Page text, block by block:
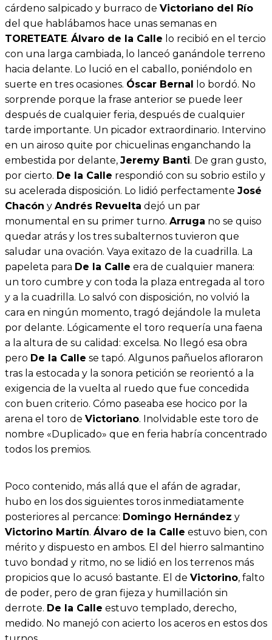
cárdeno salpicado y burraco de Victoriano del Río
del que hablábamos hace unas semanas en
TORETEATE. Álvaro de la Calle lo recibió en el tercio
con una larga cambiada, lo lanceó ganándole terreno
hacia delante. Lo lució en el caballo, poniéndolo en
suerte en tres ocasiones. Óscar Bernal
lo bordó. No
sorprende porque la frase anterior se puede leer
después de cualquier feria, después de cualquier
tarde importante. Un picador extraordinario. Intervino
en un airoso quite por chicuelinas enganchando la
embestida por delante, Jeremy Banti. De gran gusto,
por cierto. De la Calle respondió con su sobrio estilo y
su acelerada disposición. Lo lidió perfectamente José
Chacón y Andrés Revuelta dejó un par
monumental en su primer turno. Arruga no se quiso
quedar atrás y los tres subalternos tuvieron que
saludar una ovación. Vaya exitazo de la cuadrilla. La
papeleta para De la Calle era de cualquier manera:
un toro cumbre y con toda la plaza entregada al toro
y a la cuadrilla. Lo salvó con disposición, no volvió la
cara en ningún momento, tragó dejándole la muleta
por delante. Lógicamente el toro requería una faena
a la altura de su calidad: excelsa. No llegó esa obra
pero De la Calle se tapó. Algunos pañuelos afloraron
tras la estocada y la sonora petición se reorientó a la
exigencia de la vuelta al ruedo que fue concedida
con buen criterio. Cómo paseaba ese hocico por la
arena el toro de Victoriano. Inolvidable este toro de
nombre «Duplicado» que en feria habría concentrado
todos los premios.
Poco contenido, más allá que el afán de agradar,
hubo en los dos siguientes toros inmediatamente
posteriores al percance: Domingo Hernández y
Victorino Martín. Álvaro de la Calle estuvo bien, con
mérito y dispuesto en ambos. El del hierro salmantino
tuvo bondad y ritmo, no se lidió en los terrenos más
propicios que lo acusó bastante. El de Victorino, falto
de poder, pero de gran fijeza y humillación sin
derrote. De la Calle estuvo templado, derecho,
medido. No manejó con acierto los aceros en estos dos